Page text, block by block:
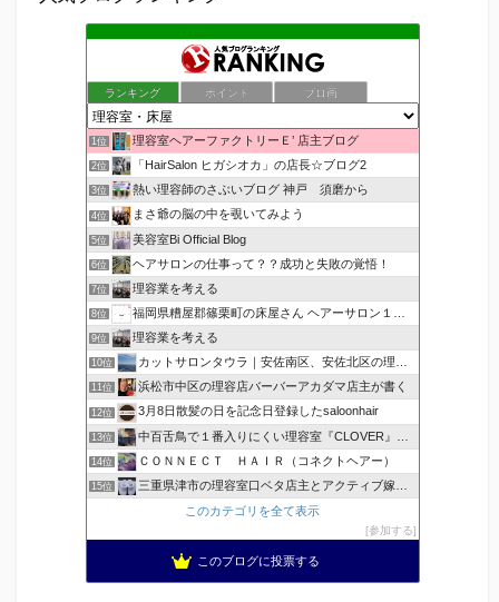
ランキング ポイント ブロ画
1位 理容室ヘアーファクトリーＥ’ 店主ブログ
2位 「HairSalon ヒガシオカ」の店長☆ブログ2
3位 熱い理容師のさぶいブログ 神戸 須磨から
4位 まさ爺の脳の中を覗いてみよう
5位 美容室Bi Official Blog
6位 ヘアサロンの仕事って？？成功と失敗の覚悟！
7位 理容業を考える
8位 福岡県糟屋郡篠栗町の床屋さん ヘアーサロン１２３公式ブログ
9位 理容業を考える
10位 カットサロンタウラ｜安佐南区、安佐北区の理美容院
11位 浜松市中区の理容店バーバーアカダマ店主が書く
12位 3月8日散髪の日を記念日登録したsaloonhair
13位 中百舌鳥で１番入りにくい理容室『CLOVER』のブログ！ …
14位 ＣＯＮＮＥＣＴ ＨＡＩＲ（コネクトヘアー）
15位
三重県津市の理容室口ベタ店主とアクティブ嫁のblog
このカテゴリを全て表示
参加する
このブログに投票する